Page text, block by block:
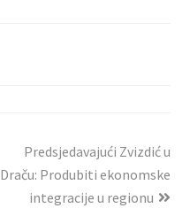
Predsjedavajući Zvizdić u
Draču: Produbiti ekonomske
integracije u regionu